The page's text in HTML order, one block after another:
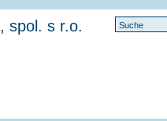
spol. s r.o.